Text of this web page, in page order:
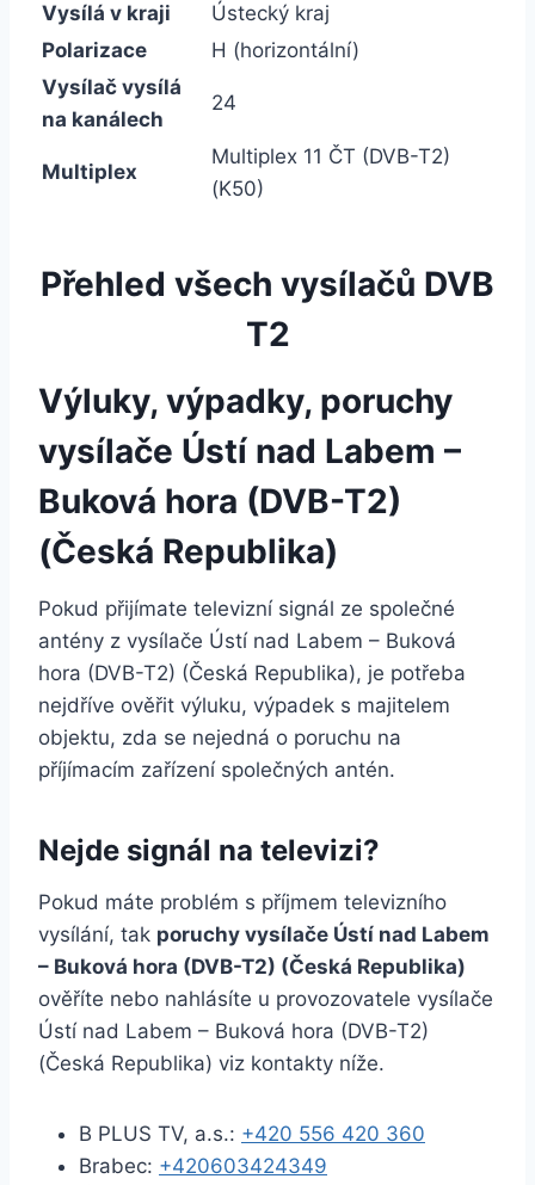
Vysílá v kraji
Ústecký kraj
Polarizace
H (horizontální)
Vysílač vysílá
na kanálech
24
Multiplex
Multiplex 11 ČT (DVB-T2)
(K50)
Přehled všech vysílačů DVB
T2
Výluky, výpadky, poruchy
vysílače Ústí nad Labem –
Buková hora (DVB-T2)
(Česká Republika)
Pokud přijímate televizní signál ze společné
antény z vysílače Ústí nad Labem – Buková
hora (DVB-T2) (Česká Republika), je potřeba
nejdříve ověřit výluku, výpadek s majitelem
objektu, zda se nejedná o poruchu na
příjímacím zařízení společných antén.
Nejde signál na televizi?
Pokud máte problém s příjmem televizního
vysílání, tak poruchy vysílače Ústí nad Labem
– Buková hora (DVB-T2) (Česká Republika)
ověříte nebo nahlásíte u provozovatele vysílače
Ústí nad Labem – Buková hora (DVB-T2)
(Česká Republika) viz kontakty níže.
B PLUS TV, a.s.: +420 556 420 360
Brabec: +420603424349